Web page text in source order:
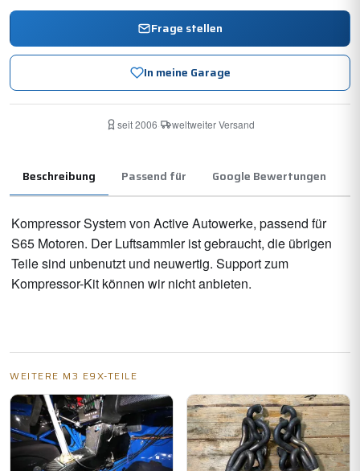
Frage stellen
In meine Garage
seit 2006· weltweiter Versand
Beschreibung Passend für Google Bewertungen
Kompressor System von Active Autowerke, passend für
S65 Motoren. Der Luftsammler ist gebraucht, die übrigen
Teile sind unbenutzt und neuwertig. Support zum
Kompressor-Kit können wir nicht anbieten.
WEITERE M3 E9X-TEILE